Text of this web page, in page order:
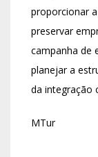
proporcionar
preservar
campanha de
planejar a
da integração